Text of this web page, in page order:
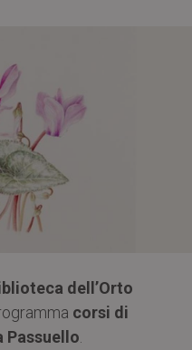
dell’Orto
corsi di
Passuello